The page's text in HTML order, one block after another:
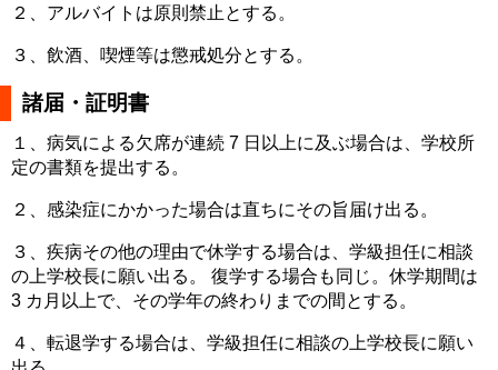
２、アルバイトは原則禁止とする。
３、飲酒、喫煙等は懲戒処分とする。
諸届・証明書
１、病気による欠席が連続 7 日以上に及ぶ場合は、学校所
定の書類を提出する。
２、感染症にかかった場合は直ちにその旨届け出る。
３、疾病その他の理由で休学する場合は、学級担任に相談
の上学校長に願い出る。 復学する場合も同じ。休学期間は
3 カ月以上で、その学年の終わりまでの間とする。
４、転退学する場合は、学級担任に相談の上学校長に願い